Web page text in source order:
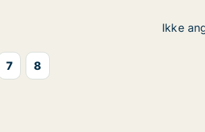
Ca.
Ikke
7 8